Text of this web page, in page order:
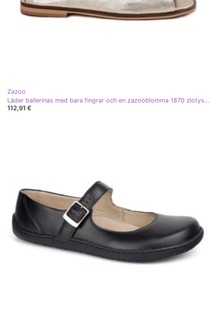
Zazoo
Läder ballerinas med bara fingrar och en zazooblomma 1870 zlotys gyllene
112,91 €